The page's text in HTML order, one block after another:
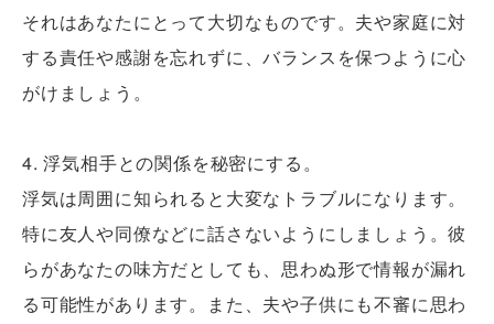
それはあなたにとって大切なものです。夫や家庭に対
する責任や感謝を忘れずに、バランスを保つように心
がけましょう。
4. 浮気相手との関係を秘密にする。
浮気は周囲に知られると大変なトラブルになります。
特に友人や同僚などに話さないようにしましょう。彼
らがあなたの味方だとしても、思わぬ形で情報が漏れ
る可能性があります。また、夫や子供にも不審に思わ